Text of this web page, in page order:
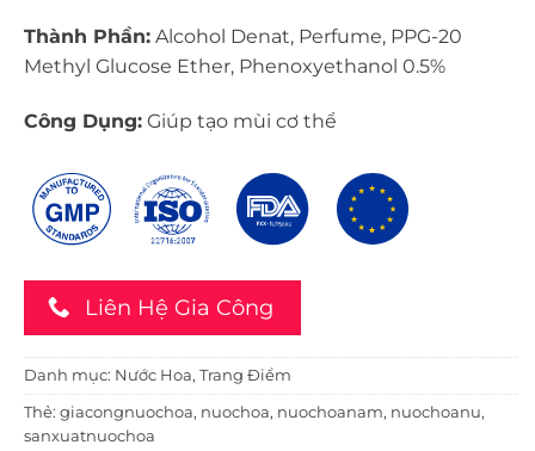
Thành Phần: Alcohol Denat, Perfume, PPG-20
Methyl Glucose Ether, Phenoxyethanol 0.5%
Công Dụng: Giúp tạo mùi cơ thể
Liên Hệ Gia Công
Danh mục: Nước Hoa, Trang Điểm
Thẻ: giacongnuochoa, nuochoa, nuochoanam, nuochoanu,
sanxuatnuochoa